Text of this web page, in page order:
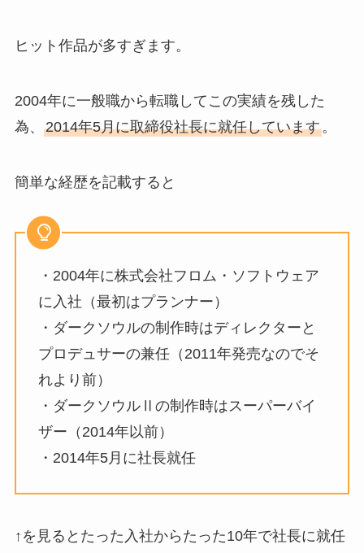
ヒット作品が多すぎます。
2004年に一般職から転職してこの実績を残した
為、 2014年5月に取締役社長に就任しています。
簡単な経歴を記載すると
・2004年に株式会社フロム・ソフトウェア
に入社（最初はプランナー）
・ダークソウルの制作時はディレクターと
プロデュサーの兼任（2011年発売なのでそ
れより前）
・ダークソウルⅡの制作時はスーパーバイ
ザー（2014年以前）
・2014年5月に社長就任
↑を見るとたった入社からたった10年で社長に就任